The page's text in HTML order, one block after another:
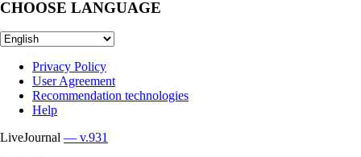
CHOOSE LANGUAGE
Privacy Policy
User Agreement
Recommendation technologies
Help
LiveJournal — v.931